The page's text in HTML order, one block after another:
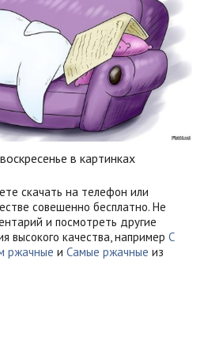
в картинках
скачать на телефон или
совешенно бесплатно. Не
и посмотреть другие
высокого качества, например С
ржачные и Самые ржачные из